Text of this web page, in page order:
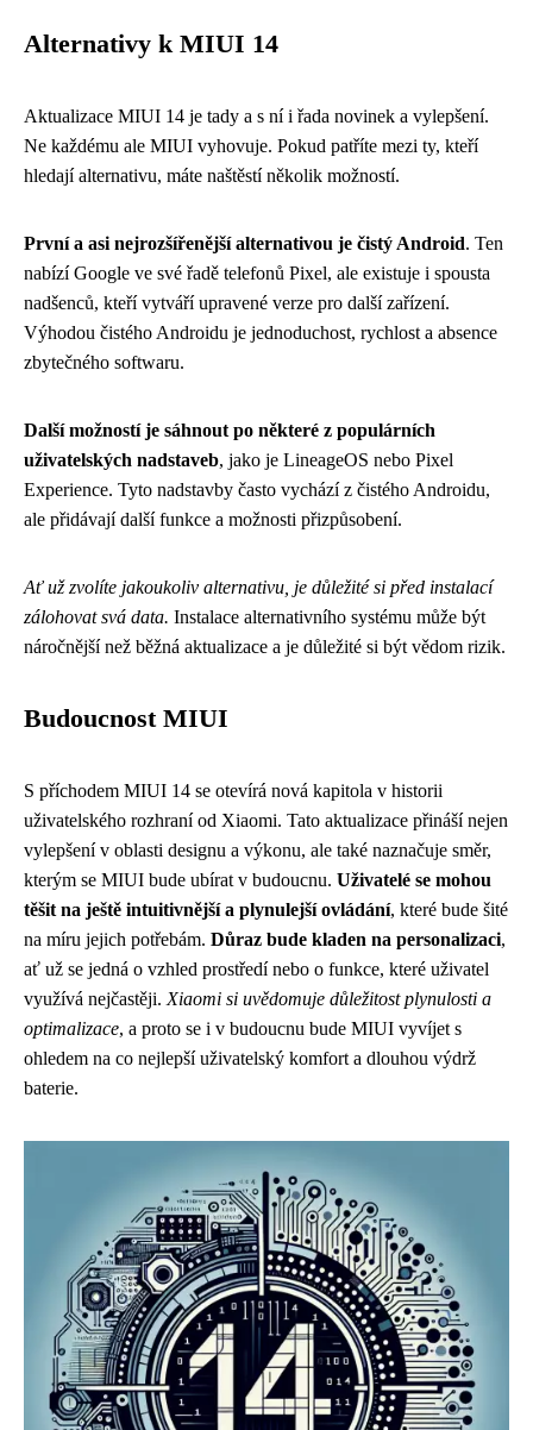
Alternativy k MIUI 14
Aktualizace MIUI 14 je tady a s ní i řada novinek a vylepšení.
Ne každému ale MIUI vyhovuje. Pokud patříte mezi ty, kteří
hledají alternativu, máte naštěstí několik možností.
První a asi nejrozšířenější alternativou je čistý Android. Ten
nabízí Google ve své řadě telefonů Pixel, ale existuje i spousta
nadšenců, kteří vytváří upravené verze pro další zařízení.
Výhodou čistého Androidu je jednoduchost, rychlost a absence
zbytečného softwaru.
Další možností je sáhnout po některé z populárních
uživatelských nadstaveb, jako je LineageOS nebo Pixel
Experience. Tyto nadstavby často vychází z čistého Androidu,
ale přidávají další funkce a možnosti přizpůsobení.
Ať už zvolíte jakoukoliv alternativu, je důležité si před instalací
zálohovat svá data. Instalace alternativního systému může být
náročnější než běžná aktualizace a je důležité si být vědom rizik.
Budoucnost MIUI
S příchodem MIUI 14 se otevírá nová kapitola v historii
uživatelského rozhraní od Xiaomi. Tato aktualizace přináší nejen
vylepšení v oblasti designu a výkonu, ale také naznačuje směr,
kterým se MIUI bude ubírat v budoucnu. Uživatelé se mohou
těšit na ještě intuitivnější a plynulejší ovládání, které bude šité
na míru jejich potřebám. Důraz bude kladen na personalizaci,
ať už se jedná o vzhled prostředí nebo o funkce, které uživatel
využívá nejčastěji. Xiaomi si uvědomuje důležitost plynulosti a
optimalizace, a proto se i v budoucnu bude MIUI vyvíjet s
ohledem na co nejlepší uživatelský komfort a dlouhou výdrž
baterie.